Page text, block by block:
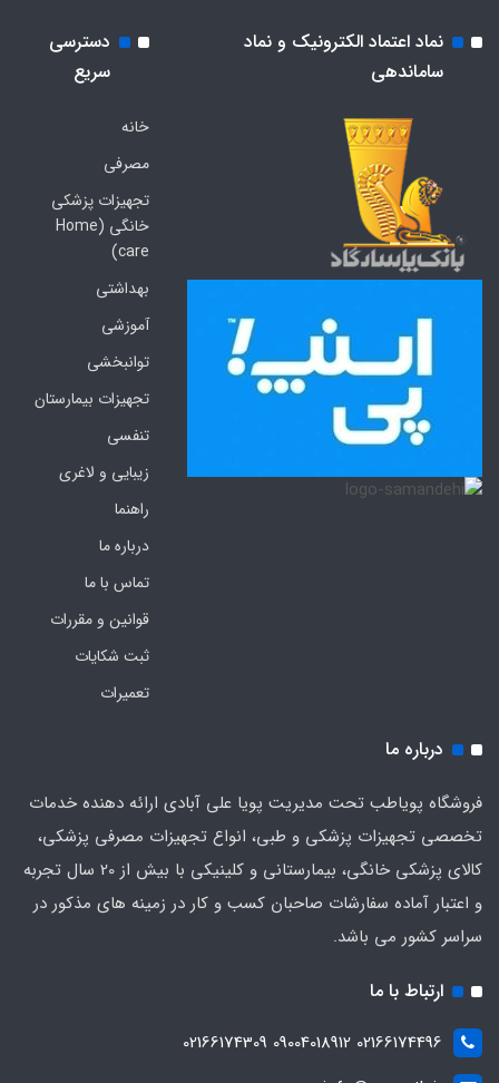
نماد اعتماد الکترونیک و نماد
ساماندهی
دسترسی
سریع
خانه
مصرفی
تجهیزات پزشکی
خانگی (Home
care)
بهداشتی
آموزشی
توانبخشی
تجهیزات بیمارستان
تنفسی
زیبایی و لاغری
راهنما
درباره ما
تماس با ما
قوانین و مقررات
ثبت شکایات
تعمیرات
درباره ما
فروشگاه پویاطب تحت مدیریت پویا علی آبادی ارائه دهنده خدمات
تخصصی تجهیزات پزشکی و طبی، انواع تجهیزات مصرفی پزشکی،
کالای پزشکی خانگی، بیمارستانی و کلینیکی با بیش از 20 سال تجربه
و اعتبار آماده سفارشات صاحبان کسب و کار در زمینه های مذکور در
سراسر کشور می باشد.
ارتباط با ما
02166174496 09004018912 02166174309